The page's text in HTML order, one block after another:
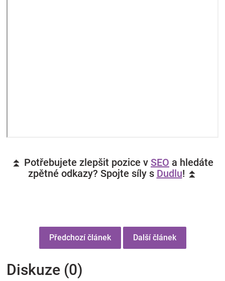
⏫ Potřebujete zlepšit pozice v SEO a hledáte
zpětné odkazy? Spojte síly s Dudlu! ⏫
Předchozí článek Další článek
Diskuze (0)